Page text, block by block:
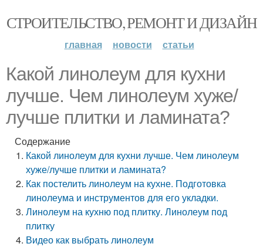
СТРОИТЕЛЬСТВО, РЕМОНТ И ДИЗАЙН
главная новости статьи
Какой линолеум для кухни
лучше. Чем линолеум хуже/
лучше плитки и ламината?
Содержание
Какой линолеум для кухни лучше. Чем линолеум
хуже/лучше плитки и ламината?
Как постелить линолеум на кухне. Подготовка
линолеума и инструментов для его укладки.
Линолеум на кухню под плитку. Линолеум под
плитку
Видео как выбрать линолеум